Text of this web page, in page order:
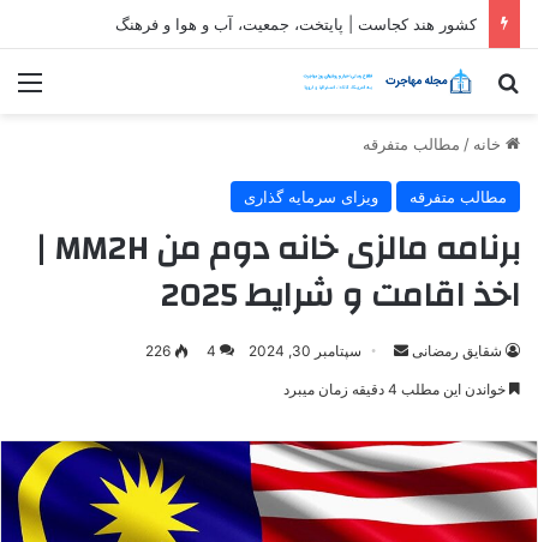
کشور هند کجاست | پایتخت، جمعیت، آب و هوا و فرهنگ
جستجو برای
خانه / مطالب متفرقه
مطالب متفرقه ویزای سرمایه گذاری
برنامه مالزی خانه دوم من MM2H |
اخذ اقامت و شرایط 2025
شقایق رمضانی
ارسالسپتامبر 30, 2024 4
226
خواندن این مطلب 4 دقیقه زمان میبرد